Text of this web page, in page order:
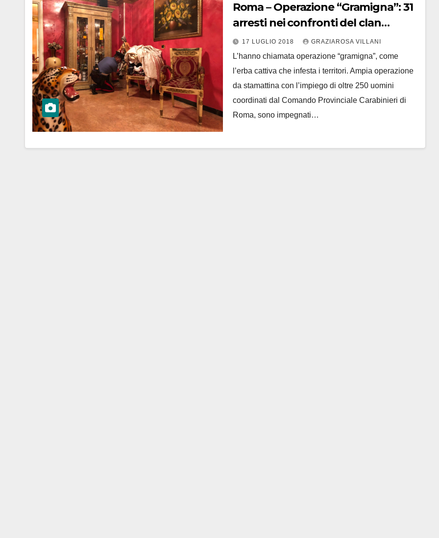
Roma – Operazione “Gramigna”: 31
arresti nei confronti del clan
mafioso dei Casamonica
17 LUGLIO 2018 GRAZIAROSA VILLANI
L’hanno chiamata operazione “gramigna”, come
l’erba cattiva che infesta i territori. Ampia operazione
da stamattina con l’impiego di oltre 250 uomini
coordinati dal Comando Provinciale Carabinieri di
Roma, sono impegnati…